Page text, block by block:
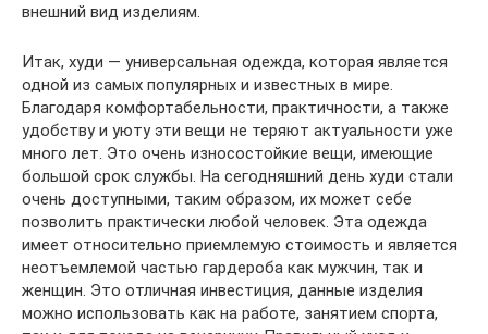
внешний вид изделиям.
Итак, худи — универсальная одежда, которая является
одной из самых популярных и известных в мире.
Благодаря комфортабельности, практичности, а также
удобству и уюту эти вещи не теряют актуальности уже
много лет. Это очень износостойкие вещи, имеющие
большой срок службы. На сегодняшний день худи стали
очень доступными, таким образом, их может себе
позволить практически любой человек. Эта одежда
имеет относительно приемлемую стоимость и является
неотъемлемой частью гардероба как мужчин, так и
женщин. Это отличная инвестиция, данные изделия
можно использовать как на работе, занятием спорта,